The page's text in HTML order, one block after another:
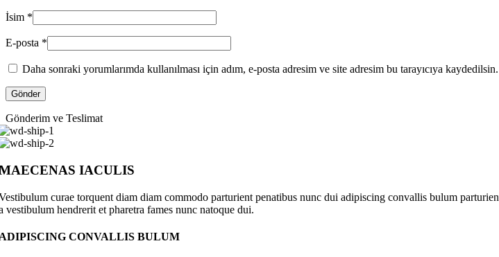
İsim *
E-posta *
Daha sonraki yorumlarımda kullanılması için adım, e-posta adresim ve site adresim bu tarayıcıya kaydedilsin.
Gönderim ve Teslimat
IACULIS
curae torquent diam diam commodo parturient penatibus nunc dui adipiscing convallis bulum
vestibulum hendrerit et pharetra fames nunc natoque dui.
CONVALLIS BULUM